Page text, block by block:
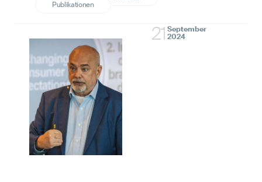
21 September
2024